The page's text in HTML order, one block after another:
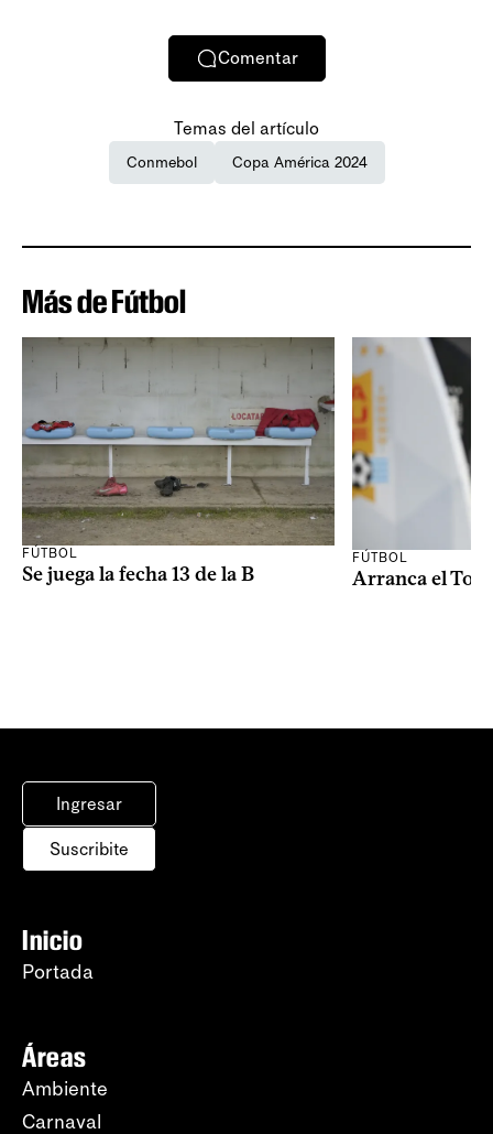
Comentar
Temas del artículo
Conmebol Copa América 2024
Más de Fútbol
FÚTBOL
Se juega la fecha 13 de la B
FÚTBOL
Arranca el
Ingresar
Suscribite
Inicio
Portada
Áreas
Ambiente
Carnaval